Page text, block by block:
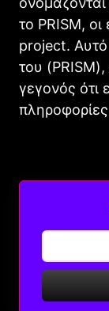
το PRISM, οι
project.
του
γεγονός ότι